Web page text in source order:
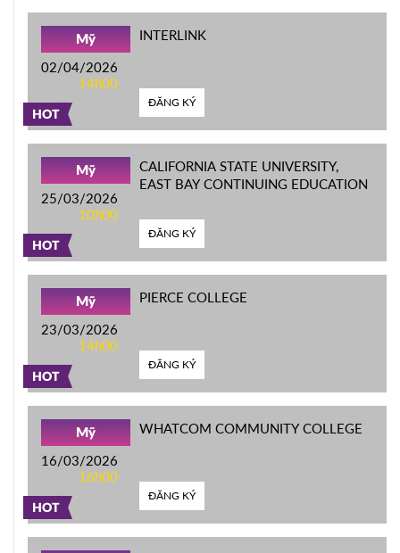
HOT
Mỹ
02/04/2026
14h00
INTERLINK
ĐĂNG KÝ
HOT
Mỹ
25/03/2026
10h00
CALIFORNIA STATE UNIVERSITY,
EAST BAY CONTINUING EDUCATION
ĐĂNG KÝ
HOT
Mỹ
23/03/2026
14h00
PIERCE COLLEGE
ĐĂNG KÝ
HOT
Mỹ
16/03/2026
16h00
WHATCOM COMMUNITY COLLEGE
ĐĂNG KÝ